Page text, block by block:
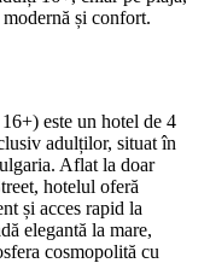
și confort.
este un hotel de 4
adulților, situat în
Aflat la doar
hotelul oferă
și acces rapid la
elegantă la mare,
cosmopolită cu